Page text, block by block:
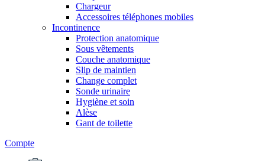
Chargeur
Accessoires téléphones mobiles
Incontinence
Protection anatomique
Sous vêtements
Couche anatomique
Slip de maintien
Change complet
Sonde urinaire
Hygiène et soin
Alèse
Gant de toilette
Compte